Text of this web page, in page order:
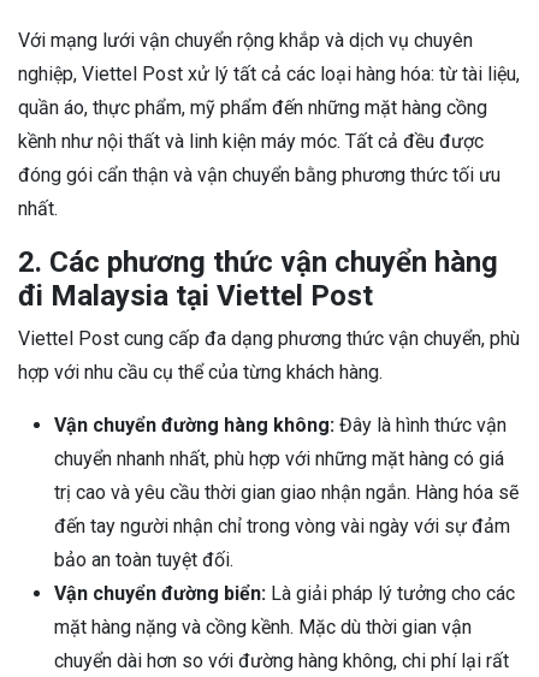
Với mạng lưới vận chuyển rộng khắp và dịch vụ chuyên
nghiệp, Viettel Post xử lý tất cả các loại hàng hóa: từ tài liệu,
quần áo, thực phẩm, mỹ phẩm đến những mặt hàng cồng
kềnh như nội thất và linh kiện máy móc. Tất cả đều được
đóng gói cẩn thận và vận chuyển bằng phương thức tối ưu
nhất.
2. Các phương thức vận chuyển hàng
đi Malaysia tại Viettel Post
Viettel Post cung cấp đa dạng phương thức vận chuyển, phù
hợp với nhu cầu cụ thể của từng khách hàng.
Vận chuyển đường hàng không: Đây là hình thức vận
chuyển nhanh nhất, phù hợp với những mặt hàng có giá
trị cao và yêu cầu thời gian giao nhận ngắn. Hàng hóa sẽ
đến tay người nhận chỉ trong vòng vài ngày với sự đảm
bảo an toàn tuyệt đối.
Vận chuyển đường biển: Là giải pháp lý tưởng cho các
mặt hàng nặng và cồng kềnh. Mặc dù thời gian vận
chuyển dài hơn so với đường hàng không, chi phí lại rất